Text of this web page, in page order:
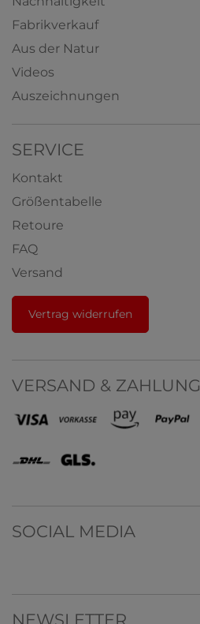
Fabrikverkauf
Aus der Natur
Videos
Auszeichnungen
SERVICE
Kontakt
Größentabelle
Retoure
FAQ
Versand
Vertrag widerrufen
VERSAND & ZAHLUNG
SOCIAL MEDIA
NEWSLETTER